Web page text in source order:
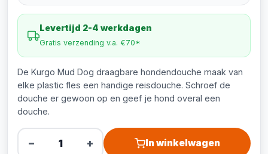
Levertijd 2-4 werkdagen
Gratis verzending v.a. €70*
De Kurgo Mud Dog draagbare hondendouche maak van
elke plastic fles een handige reisdouche. Schroef de
douche er gewoon op en geef je hond overal een
douche.
− + In winkelwagen